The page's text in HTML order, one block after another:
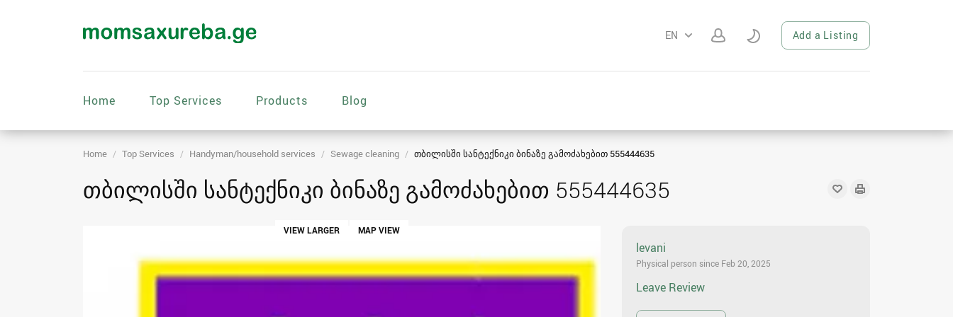
EN Add a Listing
Home Top Services Products Blog
Home Top Services Handyman/household services Sewage cleaning თბილისში სანტექნიკი ბინაზე გამოძახებით 555444635
თბილისში სანტექნიკი ბინაზე გამოძახებით 555444635
levani
Physical person since Feb 20, 2025
Leave Review
VIEW LARGER MAP VIEW